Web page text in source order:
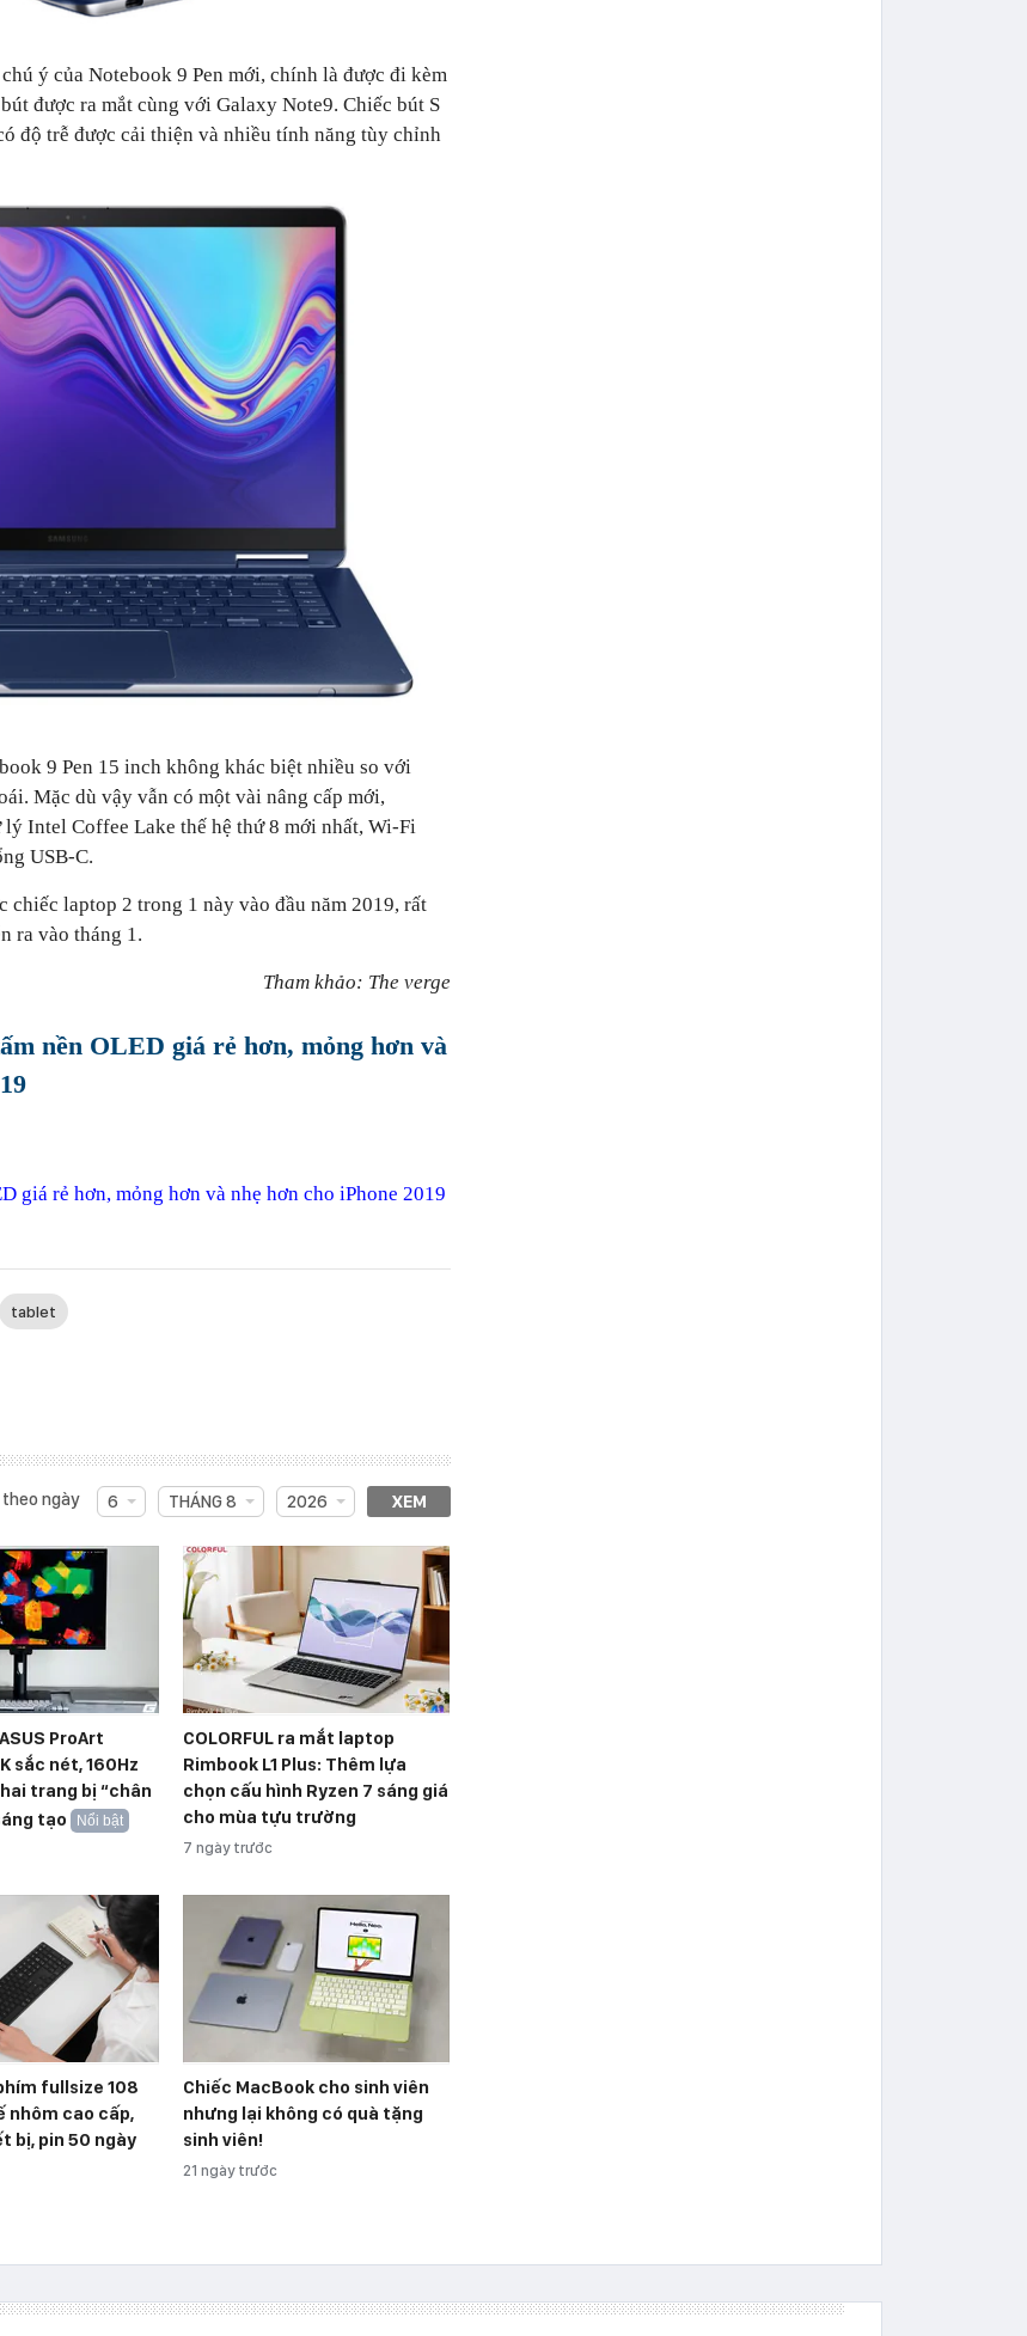
ý của Notebook 9 Pen mới, chính là được đi kèm
được ra mắt cùng với Galaxy Note9. Chiếc bút S
độ trễ được cải thiện và nhiều tính năng tùy chỉnh
9 Pen 15 inch không khác biệt nhiều so với
Mặc dù vậy vẫn có một vài nâng cấp mới,
lý Intel Coffee Lake thế hệ thứ 8 mới nhất, Wi-Fi
USB-C.
chiếc laptop 2 trong 1 này vào đầu năm 2019, rất
ra vào tháng 1.
Tham khảo: The verge
nền OLED giá rẻ hơn, mỏng hơn và
giá rẻ hơn, mỏng hơn và nhẹ hơn cho iPhone 2019
tablet
ngày 6 THÁNG 8 2026 XEM
ProArt
sắc nét, 160Hz
trang bị “chân
tạo
Nổi bật
COLORFUL ra mắt laptop
Rimbook L1 Plus: Thêm lựa
chọn cấu hình Ryzen 7 sáng giá
cho mùa tựu trường
7 ngày trước
fullsize 108
nhôm cao cấp,
bị, pin 50 ngày
Chiếc MacBook cho sinh viên
nhưng lại không có quà tặng
sinh viên!
21 ngày trước